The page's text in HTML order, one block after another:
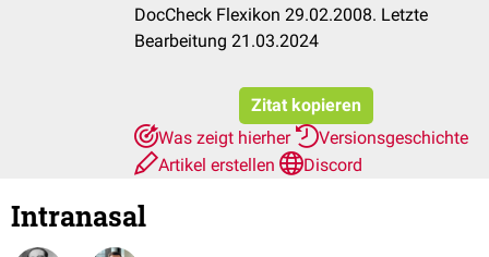
DocCheck Flexikon 29.02.2008. Letzte
Bearbeitung 21.03.2024
Zitat kopieren
Was zeigt hierher
Versionsgeschichte
Artikel erstellen
Discord
Intranasal